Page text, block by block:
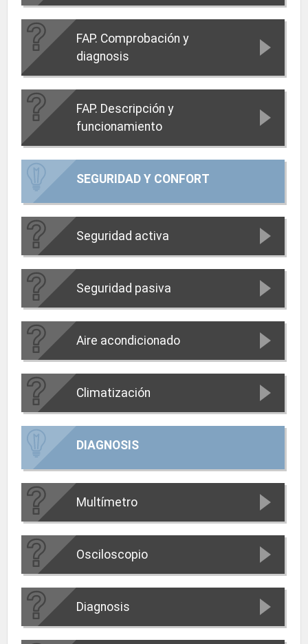
FAP. Comprobación y
diagnosis
FAP. Descripción y
funcionamiento
SEGURIDAD Y CONFORT
Seguridad activa
Seguridad pasiva
Aire acondicionado
Climatización
DIAGNOSIS
Multímetro
Osciloscopio
Diagnosis